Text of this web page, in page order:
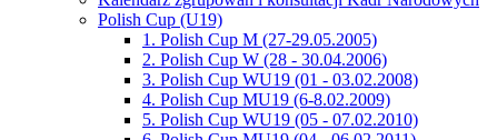
Polish Cup (U19)
1. Polish Cup M (27-29.05.2005)
2. Polish Cup W (28 - 30.04.2006)
3. Polish Cup WU19 (01 - 03.02.2008)
4. Polish Cup MU19 (6-8.02.2009)
5. Polish Cup WU19 (05 - 07.02.2010)